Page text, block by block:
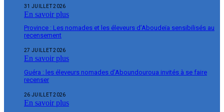
31 JUILLET 2026
En savoir plus
Province : Les nomades et les éleveurs d’Aboudeïa sensibilisés au
recensement
27 JUILLET 2026
En savoir plus
Guéra : les éleveurs nomades d’Aboundouroua invités à se faire
recenser
26 JUILLET 2026
En savoir plus